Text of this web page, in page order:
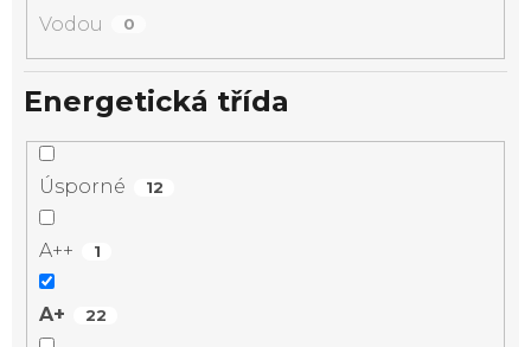
Vodou 0
Energetická třída
Úsporné 12
A++ 1
A+ 22